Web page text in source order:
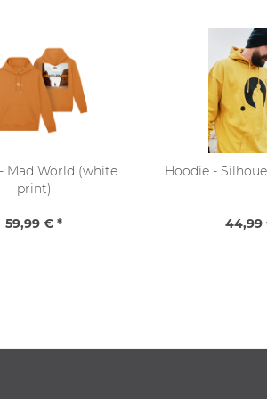
Mad World (white
print)
59,99 € *
Hoodie -
44,99